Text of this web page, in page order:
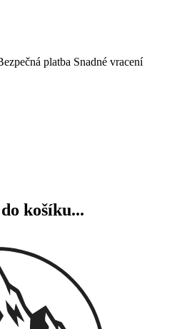
platba Snadné vracení
košíku...